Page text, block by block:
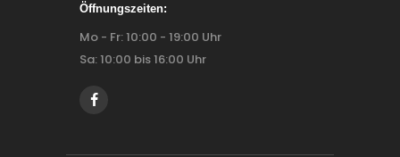
Öffnungszeiten:
Mo - Fr: 10:00 - 19:00 Uhr
Sa: 10:00 bis 16:00 Uhr